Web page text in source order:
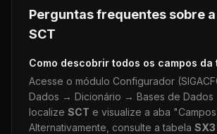
Perguntas frequentes sobre
SCT
Como descobrir todos os campos da
Acesse o módulo Configurador
Dados → Dicionário → Bases de Dados
localize SCT e visualize a aba
Alternativamente, consulte a tabela SX3